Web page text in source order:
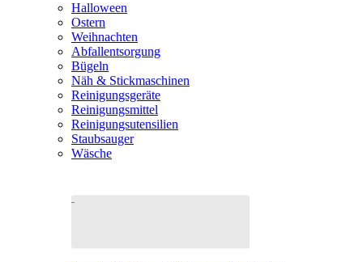
Halloween
Ostern
Weihnachten
Abfallentsorgung
Bügeln
Näh & Stickmaschinen
Reinigungsgeräte
Reinigungsmittel
Reinigungsutensilien
Staubsauger
Wäsche